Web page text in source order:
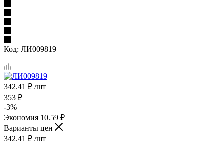
Код: ЛИ009819
342.41 ₽ /шт
353 ₽
-3%
Экономия 10.59 ₽
Варианты цен
342.41 ₽ /шт